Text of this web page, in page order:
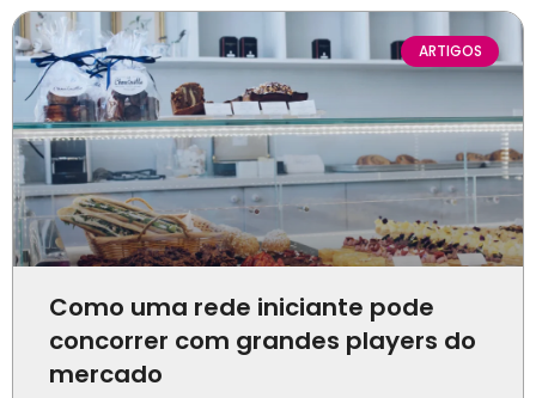
ARTIGOS
Como uma rede iniciante pode
concorrer com grandes players do
mercado